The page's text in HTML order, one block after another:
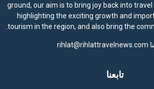
ground, our aim is to bring joy back into
highlighting the exciting growth and
tourism in the region, and also bring the
rihlat@rihlattravelnews.com
تابعنا